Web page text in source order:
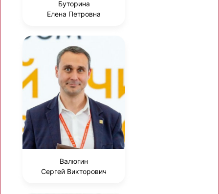
Буторина
Елена Петровна
Валюгин
Сергей Викторович